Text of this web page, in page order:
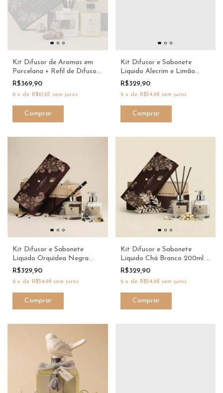
Kit Difusor de Aromas em
Porcelana + Refil de Difusor
350ml Couro e Bergamota -
R$369,90
6 x de R$61,65 sem juros
Kit Difusor e Sabonete
Liquido Alecrim e Limão
Siciliano 200ml - M.Victoria
R$329,90
6 x de R$54,98 sem juros
Kit Difusor e Sabonete
Liquido Orquídea Negra
200ml - M.Victoria
R$329,90
6 x de R$54,98 sem juros
Kit Difusor e Sabonete
Liquido Chá Branco 200ml -
M.Victoria
R$329,90
6 x de R$54,98 sem juros